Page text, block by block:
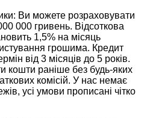
Ви можете розраховувати
000 гривень. Відсоткова
1,5% на місяць
грошима. Кредит
від 3 місяців до 5 років.
кошти раніше без будь-яких
комісій. У нас немає
усі умови прописані чітко